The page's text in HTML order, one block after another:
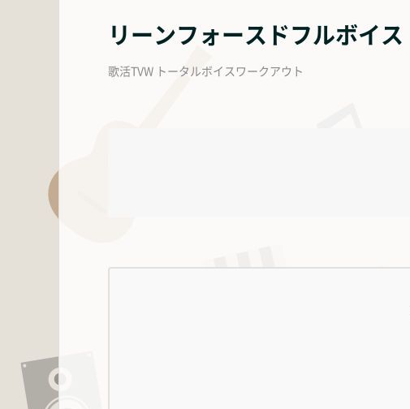
リーンフォースドフルボイス
歌活TVW トータルボイスワークアウト